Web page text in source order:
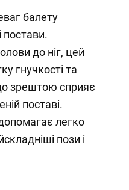
балету
постави.
до ніг, цей
гнучкості та
зрештою сприяє
поставі.
легко
пози і